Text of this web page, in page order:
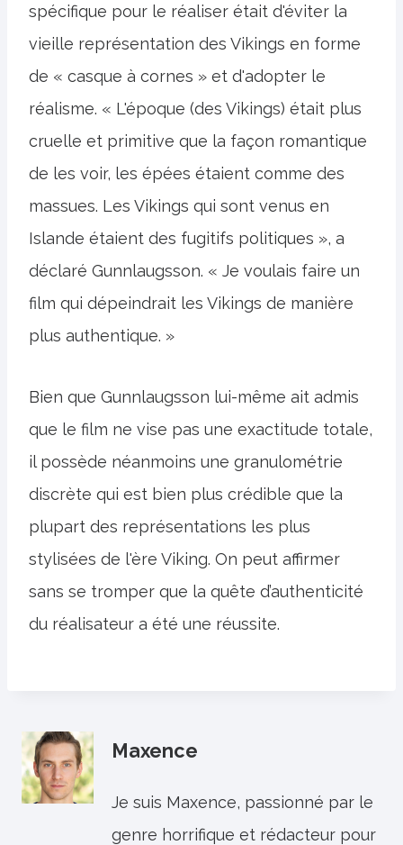
spécifique pour le réaliser était d'éviter la
vieille représentation des Vikings en forme
de « casque à cornes » et d'adopter le
réalisme. « L'époque (des Vikings) était plus
cruelle et primitive que la façon romantique
de les voir, les épées étaient comme des
massues. Les Vikings qui sont venus en
Islande étaient des fugitifs politiques », a
déclaré Gunnlaugsson. « Je voulais faire un
film qui dépeindrait les Vikings de manière
plus authentique. »
Bien que Gunnlaugsson lui-même ait admis
que le film ne vise pas une exactitude totale,
il possède néanmoins une granulométrie
discrète qui est bien plus crédible que la
plupart des représentations les plus
stylisées de l'ère Viking. On peut affirmer
sans se tromper que la quête d’authenticité
du réalisateur a été une réussite.
Maxence
Je suis Maxence, passionné par le
genre horrifique et rédacteur pour